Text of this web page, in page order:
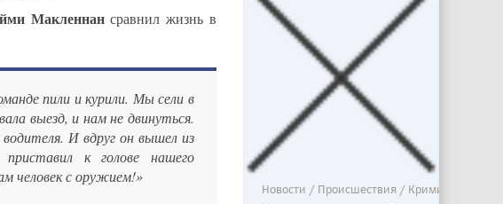
Макленнансравнил жизнь в
пили и курили. Мы сели в
выезд, и нам не двинуться.
И вдруг он вышел из
к голове нашего
человек с оружием!»
Новости / Происшествия / Криминал